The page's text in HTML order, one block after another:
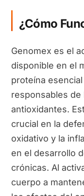
¿Cómo
Genomex es el
disponible en el
proteína
responsables de
antioxidantes.
crucial en la
oxidativo y la
en el desarrollo
crónicas. Al
cuerpo a